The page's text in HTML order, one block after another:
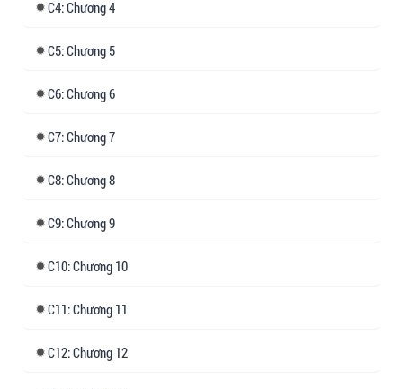
4: Chương 4
5: Chương 5
6: Chương 6
7: Chương 7
8: Chương 8
9: Chương 9
10: Chương 10
11: Chương 11
12: Chương 12